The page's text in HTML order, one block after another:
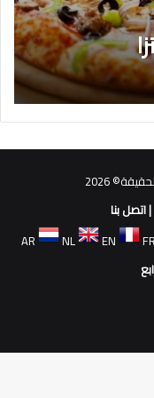
2026
|اتصل بنا
AR
NL EN FR